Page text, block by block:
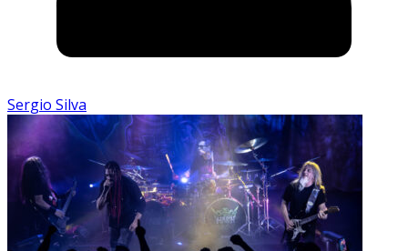
Sergio Silva